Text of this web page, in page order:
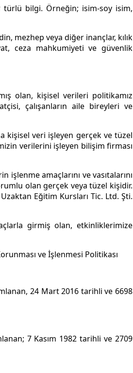
bilgi. Örneğin; isim-soy isim,
mezhep veya diğer inançlar, kılık
ceza mahkumiyeti ve güvenlik
olan, kişisel verileri politikamız
çalışanların aile bireyleri ve
kişisel veri işleyen gerçek ve tüzel
verilerini işleyen bilişim firması
işlenme amaçlarını ve vasıtalarını
olan gerçek veya tüzel kişidir.
Eğitim Kursları Tic. Ltd. Şti.
girmiş olan, etkinliklerimize
ve İşlenmesi Politikası
24 Mart 2016 tarihli ve 6698
7 Kasım 1982 tarihli ve 2709